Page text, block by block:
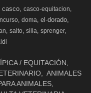
casco
casco-equitacion
doma el-dorado
salto silla sprenger
/ EQUITACIÓN
ANIMALES
ANIMALES